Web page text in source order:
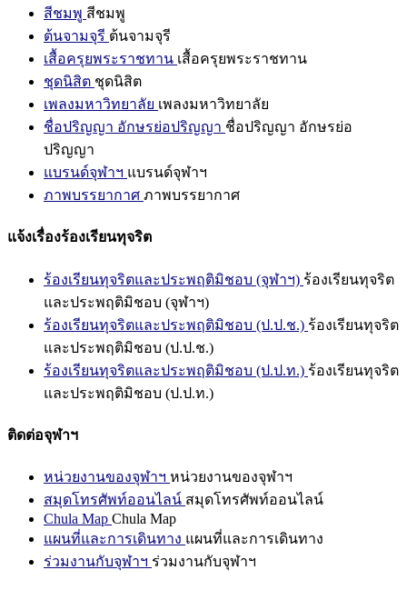
สีชมพู สีชมพู
ต้นจามจุรี ต้นจามจุรี
เสื้อครุยพระราชทาน เสื้อครุยพระราชทาน
ชุดนิสิต ชุดนิสิต
เพลงมหาวิทยาลัย เพลงมหาวิทยาลัย
ชื่อปริญญา อักษรย่อปริญญา ชื่อปริญญา อักษรย่อ
ปริญญา
แบรนด์จุฬาฯ แบรนด์จุฬาฯ
ภาพบรรยากาศ ภาพบรรยากาศ
แจ้งเรื่องร้องเรียนทุจริต
ร้องเรียนทุจริตและประพฤติมิชอบ (จุฬาฯ) ร้องเรียนทุจริต
และประพฤติมิชอบ (จุฬาฯ)
ร้องเรียนทุจริตและประพฤติมิชอบ (ป.ป.ช.) ร้องเรียนทุจริต
และประพฤติมิชอบ (ป.ป.ช.)
ร้องเรียนทุจริตและประพฤติมิชอบ (ป.ป.ท.) ร้องเรียนทุจริต
และประพฤติมิชอบ (ป.ป.ท.)
ติดต่อจุฬาฯ
หน่วยงานของจุฬาฯ หน่วยงานของจุฬาฯ
สมุดโทรศัพท์ออนไลน์ สมุดโทรศัพท์ออนไลน์
Chula Map Chula Map
แผนที่และการเดินทาง แผนที่และการเดินทาง
ร่วมงานกับจุฬาฯ ร่วมงานกับจุฬาฯ